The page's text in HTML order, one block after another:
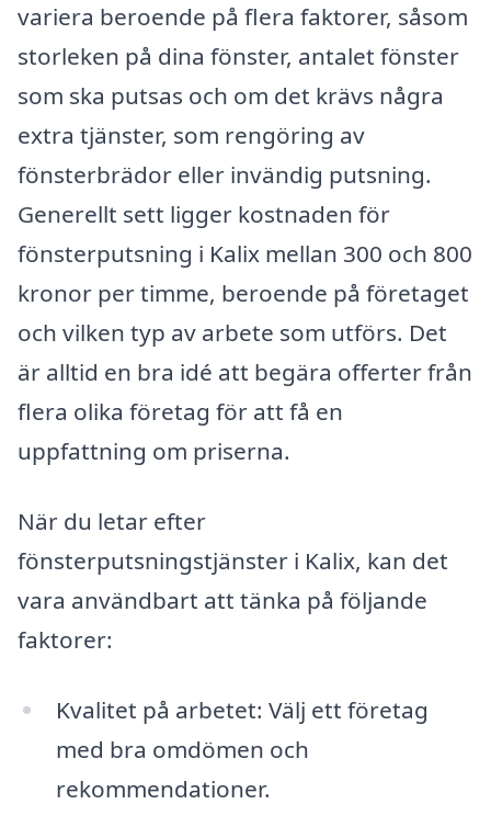
variera beroende på flera faktorer, såsom
storleken på dina fönster, antalet fönster
som ska putsas och om det krävs några
extra tjänster, som rengöring av
fönsterbrädor eller invändig putsning.
Generellt sett ligger kostnaden för
fönsterputsning i Kalix mellan 300 och 800
kronor per timme, beroende på företaget
och vilken typ av arbete som utförs. Det
är alltid en bra idé att begära offerter från
flera olika företag för att få en
uppfattning om priserna.
När du letar efter
fönsterputsningstjänster i Kalix, kan det
vara användbart att tänka på följande
faktorer:
Kvalitet på arbetet: Välj ett företag
med bra omdömen och
rekommendationer.